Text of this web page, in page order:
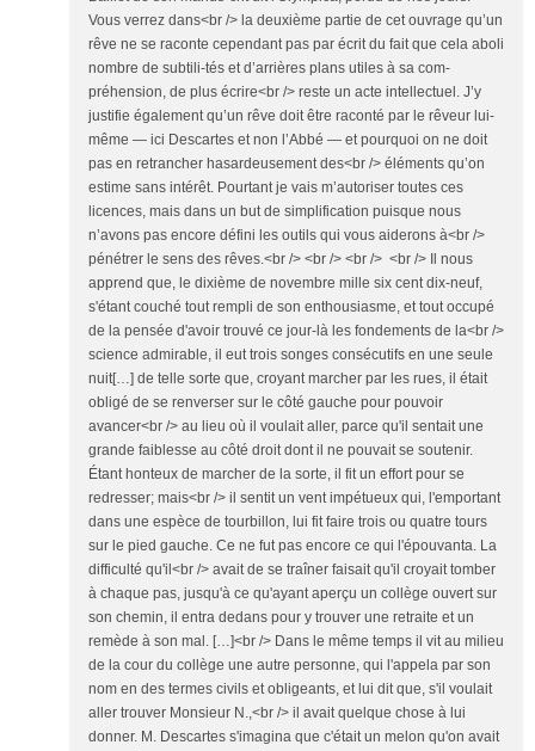
Vous verrez dans<br /> la deuxième partie de cet ouvrage qu’un
rêve ne se raconte cependant pas par écrit du fait que cela aboli
nombre de subtili-tés et d’arrières plans utiles à sa com-
préhension, de plus écrire<br /> reste un acte intellectuel. J’y
justifie également qu’un rêve doit être raconté par le rêveur lui-
même ― ici Descartes et non l’Abbé ― et pourquoi on ne doit
pas en retrancher hasardeusement des<br /> éléments qu’on
estime sans intérêt. Pourtant je vais m’autoriser toutes ces
licences, mais dans un but de simplification puisque nous
n’avons pas encore défini les outils qui vous aiderons à<br />
pénétrer le sens des rêves.<br /> <br /> <br /> <br /> Il nous
apprend que, le dixième de novembre mille six cent dix-neuf,
s'étant couché tout rempli de son enthousiasme, et tout occupé
de la pensée d'avoir trouvé ce jour-là les fondements de la<br />
science admirable, il eut trois songes consécutifs en une seule
nuit[…] de telle sorte que, croyant marcher par les rues, il était
obligé de se renverser sur le côté gauche pour pouvoir
avancer<br /> au lieu où il voulait aller, parce qu'il sentait une
grande faiblesse au côté droit dont il ne pouvait se soutenir.
Étant honteux de marcher de la sorte, il fit un effort pour se
redresser; mais<br /> il sentit un vent impétueux qui, l'emportant
dans une espèce de tourbillon, lui fit faire trois ou quatre tours
sur le pied gauche. Ce ne fut pas encore ce qui l'épouvanta. La
difficulté qu'il<br /> avait de se traîner faisait qu'il croyait tomber
à chaque pas, jusqu'à ce qu'ayant aperçu un collège ouvert sur
son chemin, il entra dedans pour y trouver une retraite et un
remède à son mal. […]<br /> Dans le même temps il vit au milieu
de la cour du collège une autre personne, qui l'appela par son
nom en des termes civils et obligeants, et lui dit que, s'il voulait
aller trouver Monsieur N.,<br /> il avait quelque chose à lui
donner. M. Descartes s'imagina que c'était un melon qu'on avait